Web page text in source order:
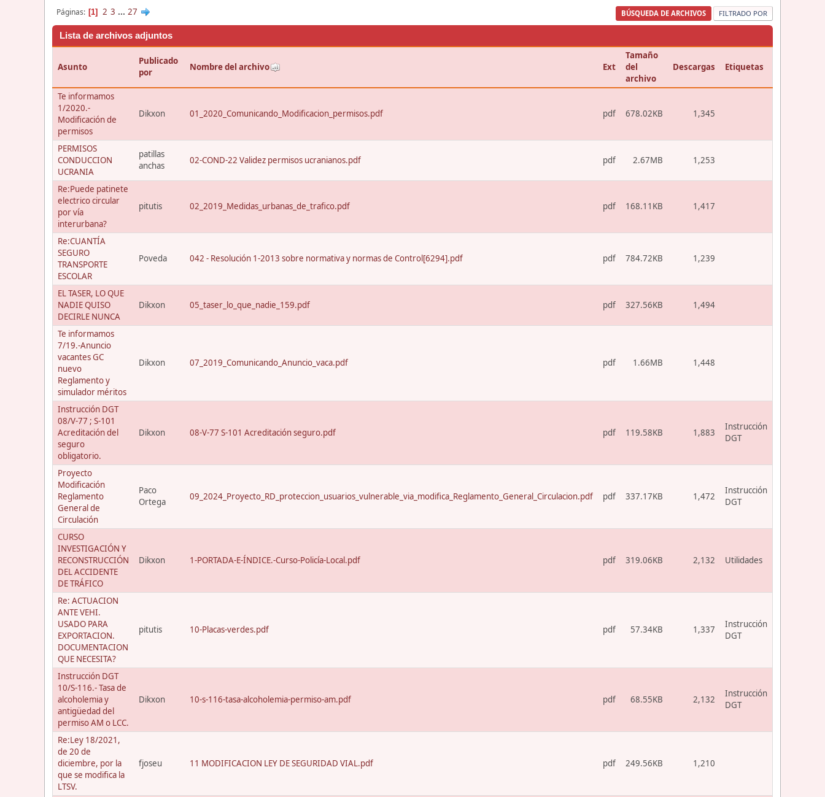
BÚSQUEDA DE ARCHIVOS FILTRADO POR
Páginas 1 2 3 ... 27
Lista de archivos adjuntos
Asunto
Publicado
por
Nombre del archivo Ext
Tamaño
del
archivo
Descargas Etiquetas
Te informamos
1/2020.-
Modificación de
permisos
Dikxon 01_2020_Comunicando_Modificacion_permisos.pdf pdf 678.02KB 1,345
PERMISOS
CONDUCCION
UCRANIA
patillas
anchas
02-COND-22 Validez permisos ucranianos.pdf pdf 2.67MB 1,253
Re:Puede patinete
electrico circular
por vía
interurbana?
pitutis 02_2019_Medidas_urbanas_de_trafico.pdf pdf 168.11KB 1,417
Re:CUANTÍA
SEGURO
TRANSPORTE
ESCOLAR
Poveda 042 - Resolución 1-2013 sobre normativa y normas de Control[6294].pdf pdf 784.72KB 1,239
EL TASER, LO QUE
NADIE QUISO
DECIRLE NUNCA
Dikxon 05_taser_lo_que_nadie_159.pdf pdf 327.56KB 1,494
Te informamos
7/19.-Anuncio
vacantes GC
nuevo
Reglamento y
simulador méritos
Dikxon 07_2019_Comunicando_Anuncio_vaca.pdf pdf 1.66MB 1,448
Instrucción DGT
08/V-77 ; S-101
Acreditación del
seguro
obligatorio.
Dikxon 08-V-77 S-101 Acreditación seguro.pdf pdf 119.58KB 1,883
Instrucción
DGT
Proyecto
Modificación
Reglamento
General de
Circulación
Paco
Ortega
09_2024_Proyecto_RD_proteccion_usuarios_vulnerable_via_modifica_Reglamento_General_Circulacion.pdf pdf 337.17KB 1,472
Instrucción
DGT
CURSO
INVESTIGACIÓN Y
RECONSTRUCCIÓN
DEL ACCIDENTE
DE TRÁFICO
Dikxon 1-PORTADA-E-ÍNDICE.-Curso-Policía-Local.pdf pdf 319.06KB 2,132 Utilidades
Re: ACTUACION
ANTE VEHI.
USADO PARA
EXPORTACION.
DOCUMENTACION
QUE NECESITA?
pitutis 10-Placas-verdes.pdf pdf 57.34KB 1,337
Instrucción
DGT
Instrucción DGT
10/S-116.- Tasa de
alcoholemia y
antigüedad del
permiso AM o LCC.
Dikxon 10-s-116-tasa-alcoholemia-permiso-am.pdf pdf 68.55KB 2,132
Instrucción
DGT
Re:Ley 18/2021,
de 20 de
diciembre, por la
que se modifica la
LTSV.
fjoseu 11 MODIFICACION LEY DE SEGURIDAD VIAL.pdf pdf 249.56KB 1,210